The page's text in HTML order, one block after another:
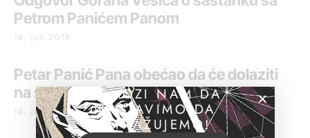
Petrom Panićem Panom
18. jun 2018.
Petar Panić Pana obećao da će dolaziti
na suđenja
18. jun 2018.
POMOZI NAM DA
NASTAVIMO DA
ISTRAŽUJEMO!